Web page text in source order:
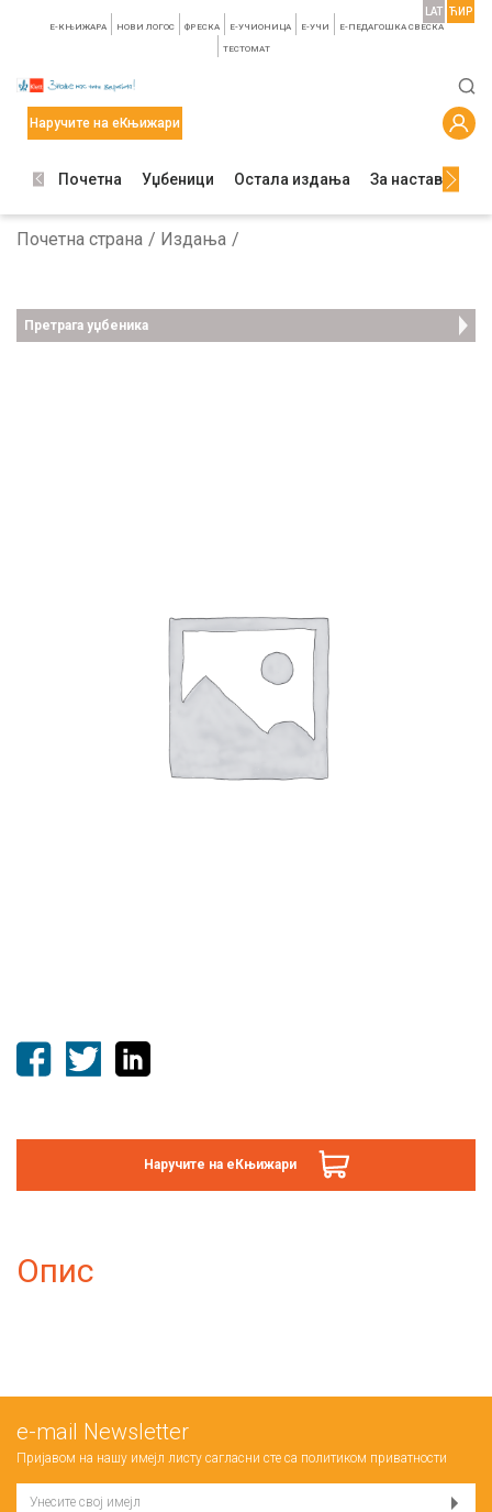
E-КЊИЖАРА НОВИ ЛОГОС ФРЕСКА E-УЧИОНИЦА E-УЧИ Е-ПЕДАГОШКА СВЕСКА
TЕСТОМАТ
LAT ЋИР
Наручите на еКњижари
Почетна Уџбеници Остала издања За наставнике
Почетна страна Издања
Претрага уџбеника
Наручите на еКњижари
Опис
е-mail Newsletter
Пријавом на нашу имејл листу сагласни сте са политиком приватности